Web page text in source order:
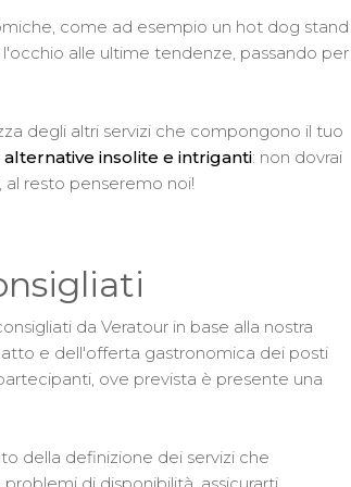
come ad esempio un hot dog stand
alle ultime tendenze, passando per
degli altri servizi che compongono il tuo
alternative insolite e intriganti: non dovrai
resto penseremo noi!
da Veratour in base alla nostra
e dell'offerta gastronomica dei posti
ove prevista è presente una
della definizione dei servizi che